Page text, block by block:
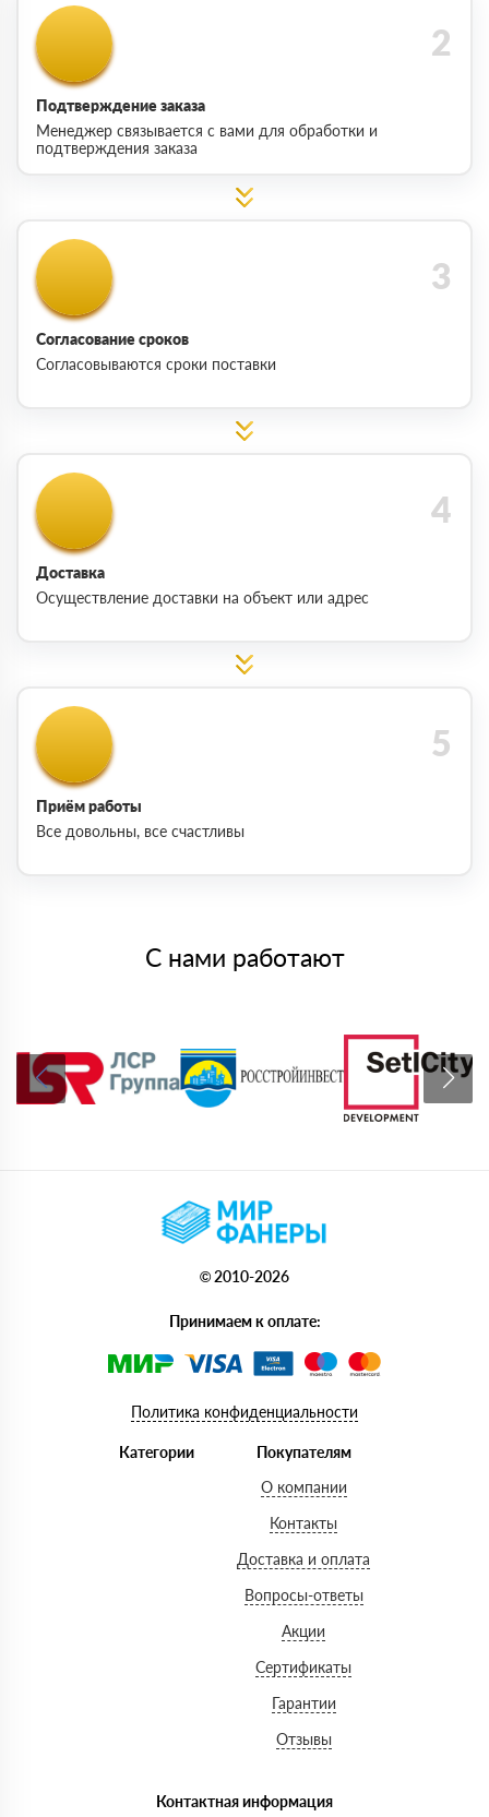
Подтверждение заказа
Менеджер связывается с вами для обработки и
подтверждения заказа
Согласование сроков
Согласовываются сроки поставки
Доставка
Осуществление доставки на объект или адрес
Приём работы
Все довольны, все счастливы
С нами работают
© 2010-2026
Принимаем к оплате:
Политика конфиденциальности
Категории
Покупателям
О компании
Контакты
Доставка и оплата
Вопросы-ответы
Акции
Сертификаты
Гарантии
Отзывы
Контактная информация